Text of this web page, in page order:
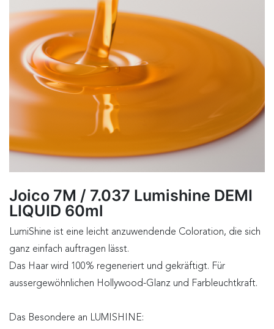
Joico 7M / 7.037 Lumishine DEMI
LIQUID 60ml
LumiShine ist eine leicht anzuwendende Coloration, die sich
ganz einfach auftragen lässt.
Das Haar wird 100% regeneriert und gekräftigt. Für
aussergewöhnlichen Hollywood-Glanz und Farbleuchtkraft.
Das Besondere an LUMISHINE: